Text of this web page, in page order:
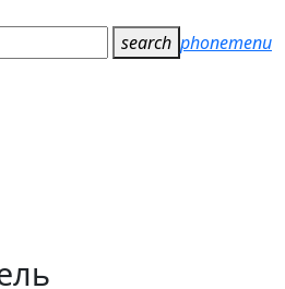
search phonemenu